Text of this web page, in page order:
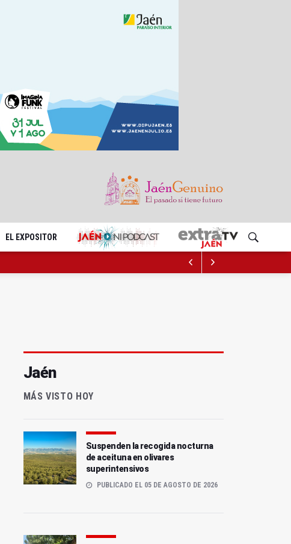
EL EXPOSITOR
Jaén
MÁS VISTO HOY
Suspenden la recogida nocturna
de aceituna en olivares
superintensivos
PUBLICADO EL 05 DE AGOSTO DE 2026